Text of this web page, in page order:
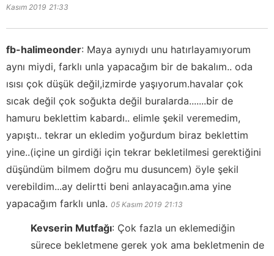
Kasım 2019 21:33
fb-halimeonder: Maya aynıydı unu hatırlayamıyorum
aynı miydi, farklı unla yapacağım bir de bakalım.. oda
ısısı çok düşük değil,izmirde yaşıyorum.havalar çok
sıcak değil çok soğukta değil buralarda.......bir de
hamuru beklettim kabardı.. elimle şekil veremedim,
yapıştı.. tekrar un ekledim yoğurdum biraz beklettim
yine..(içine un girdiği için tekrar bekletilmesi gerektiğini
düşündüm bilmem doğru mu dusuncem) öyle şekil
verebildim...ay delirtti beni anlayacağın.ama yine
yapacağım farklı unla. 05 Kasım 2019 21:13
Kevserin Mutfağı: Çok fazla un eklemediğin
sürece bekletmene gerek yok ama bekletmenin de